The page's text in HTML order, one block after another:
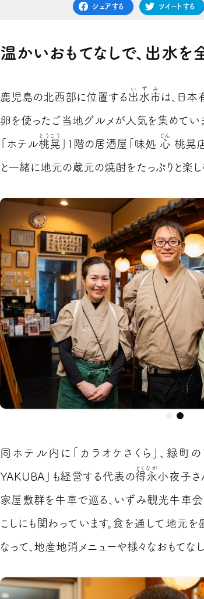
シェアする ツイートする
温かいおもてなしで、出水を
鹿児島の北西部に位置する 出水市
いずみ
は、日
卵を使ったご当地グルメが人気を集めてい
「ホテル桃晃
とうこう
」1階の居酒屋「味処 心
じん
桃晃
と一緒に地元の蔵元の焼酎をたっぷりと楽し
同ホテル内に「カラオケさくら」、緑町
YAKUBA」も経営する代表の得永
とくなが
小夜子さ
家屋敷群を牛車で巡る、いずみ観光牛車会
こしにも関わっています。食を通して地元を
なって、地産地消メニューや様々なおもてな